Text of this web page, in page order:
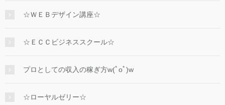
☆ＷＥＢデザイン講座☆
☆ＥＣＣビジネススクール☆
プロとしての収入の稼ぎ方w(ﾟoﾟ)w
☆ローヤルゼリー☆